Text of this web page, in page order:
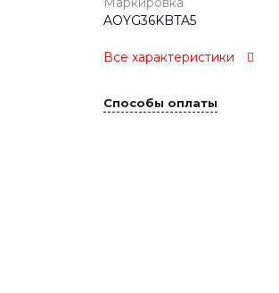
AOYG36KBTA5
Все характеристики
Способы оплаты